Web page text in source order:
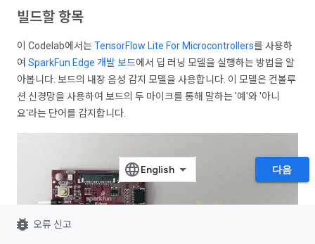
빌드할 항목
이 Codelab에서는TensorFlow Lite For Microcontrollers를 사용하
여 SparkFun Edge 개발 보드에서 딥 러닝 모델을 실행하는 방법을 알
아봅니다. 보드의 내장 음성 감지 모델을 사용합니다. 이 모델은 컨볼루
션 신경망을 사용하여 보드의 두 마이크를 통해 말하는 '예'와 '아니
요'라는 단어를 감지합니다.
다음
bug_report 오류 신고